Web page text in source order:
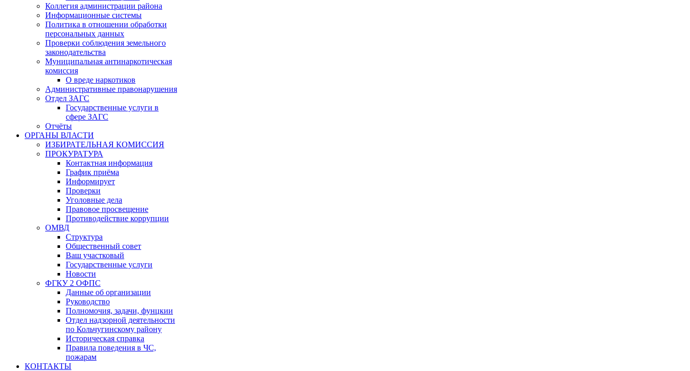
Коллегия администрации района
Информационные системы
Политика в отношении обработки
персональных данных
Проверки соблюдения земельного
законодательства
Муниципальная антинаркотическая
комиссия
О вреде наркотиков
Административные правонарушения
Отдел ЗАГС
Государственные услуги в
сфере ЗАГС
Отчёты
ОРГАНЫ ВЛАСТИ
ИЗБИРАТЕЛЬНАЯ КОМИССИЯ
ПРОКУРАТУРА
Контактная информация
График приёма
Информирует
Проверки
Уголовные дела
Правовое просвещение
Противодействие коррупции
ОМВД
Структура
Общественный совет
Ваш участковый
Государственные услуги
Новости
ФГКУ 2 ОФПС
Данные об организации
Руководство
Полномочия, задачи, фунцкии
Отдел надзорной деятельности
по Кольчугинскому району
Историческая справка
Правила поведения в ЧС,
пожарам
КОНТАКТЫ